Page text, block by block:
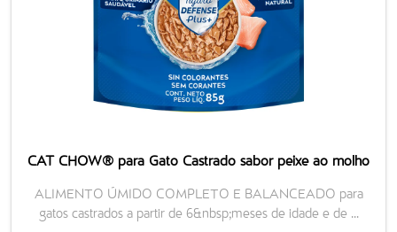
CAT CHOW® para Gato Castrado sabor peixe ao molho
ALIMENTO ÚMIDO COMPLETO E BALANCEADO para
gatos castrados a partir de 6&nbsp;meses de idade e de ...